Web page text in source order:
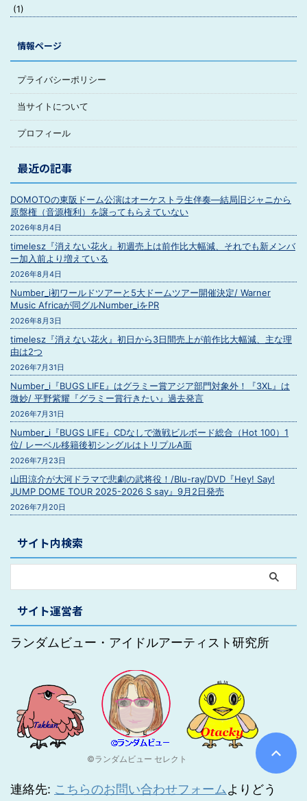
(1)
情報ページ
プライバシーポリシー
当サイトについて
プロフィール
最近の記事
DOMOTOの東阪ドーム公演はオーケストラ生伴奏―結局旧ジャニから
原盤権（音源権利）を譲ってもらえていない
2026年8月4日
timelesz『消えない花火』初週売上は前作比大幅減、それでも新メンバ
ー加入前より増えている
2026年8月4日
Number_i初ワールドツアーと5大ドームツアー開催決定/ Warner
Music Africaが同グルNumber_iをPR
2026年8月3日
timelesz『消えない花火』初日から3日間売上が前作比大幅減、主な理
由は2つ
2026年7月31日
Number_i『BUGS LIFE』はグラミー賞アジア部門対象外！『3XL』は
微妙/ 平野紫耀『グラミー賞行きたい』過去発言
2026年7月31日
Number_i『BUGS LIFE』CDなしで激戦ビルボード総合（Hot 100）1
位/ レーベル移籍後初シングルはトリプルA面
2026年7月23日
山田涼介が大河ドラマで悲劇の武将役！/Blu-ray/DVD『Hey! Say!
JUMP DOME TOUR 2025-2026 S say』9月2日発売
2026年7月20日
サイト内検索
サイト運営者
ランダムビュー・アイドルアーティスト研究所
©ランダムビュー セレクト
連絡先: こちらのお問い合わせフォームよりどう